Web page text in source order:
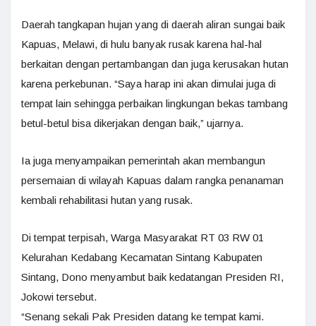
Daerah tangkapan hujan yang di daerah aliran sungai baik
Kapuas, Melawi, di hulu banyak rusak karena hal-hal
berkaitan dengan pertambangan dan juga kerusakan hutan
karena perkebunan. “Saya harap ini akan dimulai juga di
tempat lain sehingga perbaikan lingkungan bekas tambang
betul-betul bisa dikerjakan dengan baik,” ujarnya.
Ia juga menyampaikan pemerintah akan membangun
persemaian di wilayah Kapuas dalam rangka penanaman
kembali rehabilitasi hutan yang rusak.
Di tempat terpisah, Warga Masyarakat RT 03 RW 01
Kelurahan Kedabang Kecamatan Sintang Kabupaten
Sintang, Dono menyambut baik kedatangan Presiden RI,
Jokowi tersebut.
“Senang sekali Pak Presiden datang ke tempat kami.